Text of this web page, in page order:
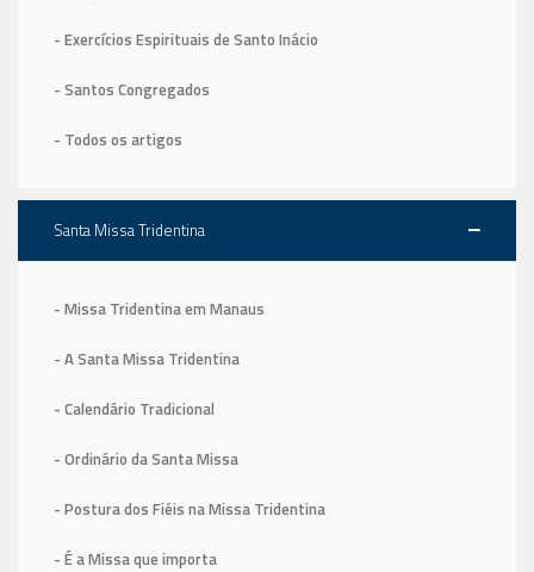
- Exercícios Espirituais de Santo Inácio
- Santos Congregados
- Todos os artigos
Santa Missa Tridentina
- Missa Tridentina em Manaus
- A Santa Missa Tridentina
- Calendário Tradicional
- Ordinário da Santa Missa
- Postura dos Fiéis na Missa Tridentina
- É a Missa que importa